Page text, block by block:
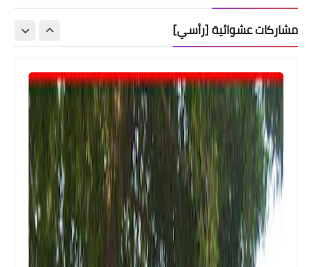
مشاركات عشوائية [رأسي]